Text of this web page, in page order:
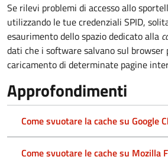
Se rilevi problemi di accesso allo
utilizzando le tue credenziali SPID,
esaurimento dello spazio dedicato alla
dati che i software salvano sul browser
caricamento di determinate pagine
Approfondimenti
Come svuotare la cache su Google
Come svuotare le cache su Mozilla